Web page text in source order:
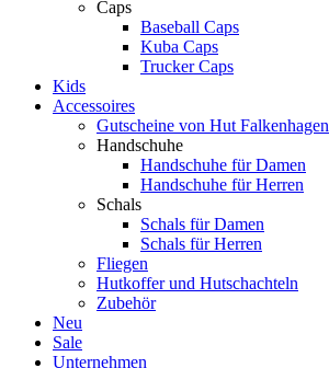
Caps
Baseball Caps
Kuba Caps
Trucker Caps
Kids
Accessoires
Gutscheine von Hut Falkenhagen
Handschuhe
Handschuhe für Damen
Handschuhe für Herren
Schals
Schals für Damen
Schals für Herren
Fliegen
Hutkoffer und Hutschachteln
Zubehör
Neu
Sale
Unternehmen